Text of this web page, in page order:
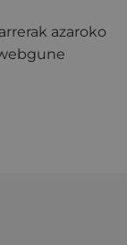
azaroko